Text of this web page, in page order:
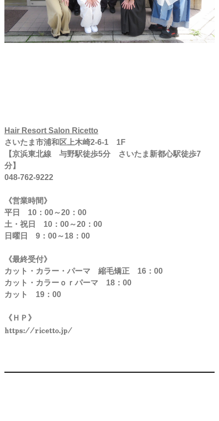
Hair Resort Salon Ricetto
さいたま市浦和区上木崎2-6-1 1F
【京浜東北線 与野駅徒歩5分 さいたま新都心駅徒歩7
分】
048-762-9222
《営業時間》
平日 10：00～20：00
土・祝日 10：00～20：00
日曜日 9：00～18：00
《最終受付》
カット・カラー・パーマ 縮毛矯正 16：00
カット・カラーｏｒパーマ 18：00
カット 19：00
《ＨＰ》
https://ricetto.jp/